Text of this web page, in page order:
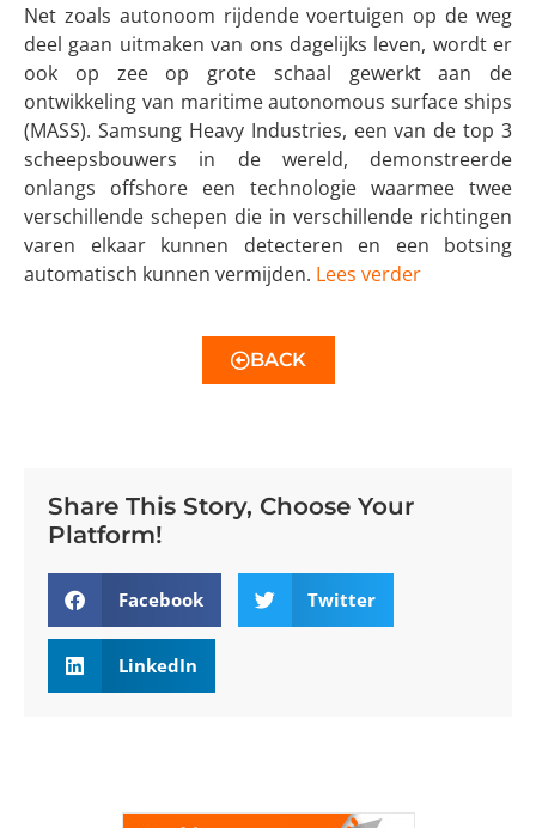
Net zoals autonoom rijdende voertuigen op de weg
deel gaan uitmaken van ons dagelijks leven, wordt er
ook op zee op grote schaal gewerkt aan de
ontwikkeling van maritime autonomous surface ships
(MASS). Samsung Heavy Industries, een van de top 3
scheepsbouwers in de wereld, demonstreerde
onlangs offshore een technologie waarmee twee
verschillende schepen die in verschillende richtingen
varen elkaar kunnen detecteren en een botsing
automatisch kunnen vermijden. Lees verder
BACK
Share This Story, Choose Your
Platform!
Facebook Twitter
LinkedIn